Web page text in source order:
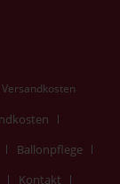
Versandkosten
Ballonpflege
Kontakt